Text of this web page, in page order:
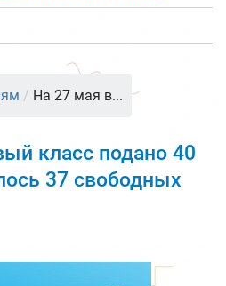
/ На 27 мая в...
класс подано 40
37 свободных